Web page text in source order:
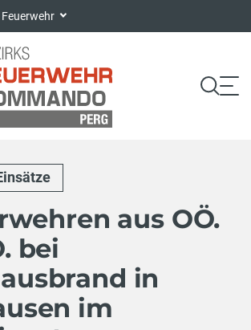
Feuerwehr
aus OÖ.
bei
in
im